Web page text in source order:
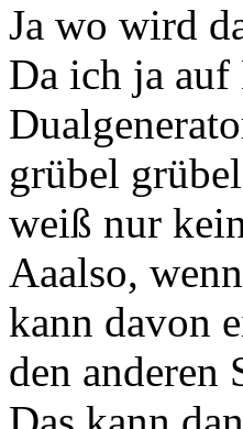
Ja wo wird
Da ich ja auf
grübel
weiß nur
Aaalso,
kann davon
den anderen